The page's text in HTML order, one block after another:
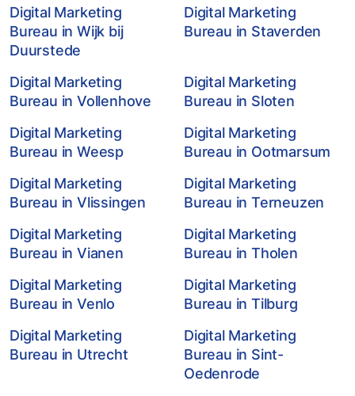
Digital Marketing
Bureau in Wijk bij
Duurstede
Digital Marketing
Bureau in Staverden
Digital Marketing
Bureau in Vollenhove
Digital Marketing
Bureau in Sloten
Digital Marketing
Bureau in Weesp
Digital Marketing
Bureau in Ootmarsum
Digital Marketing
Bureau in Vlissingen
Digital Marketing
Bureau in Terneuzen
Digital Marketing
Bureau in Vianen
Digital Marketing
Bureau in Tholen
Digital Marketing
Bureau in Venlo
Digital Marketing
Bureau in Tilburg
Digital Marketing
Bureau in Utrecht
Digital Marketing
Bureau in Sint-
Oedenrode